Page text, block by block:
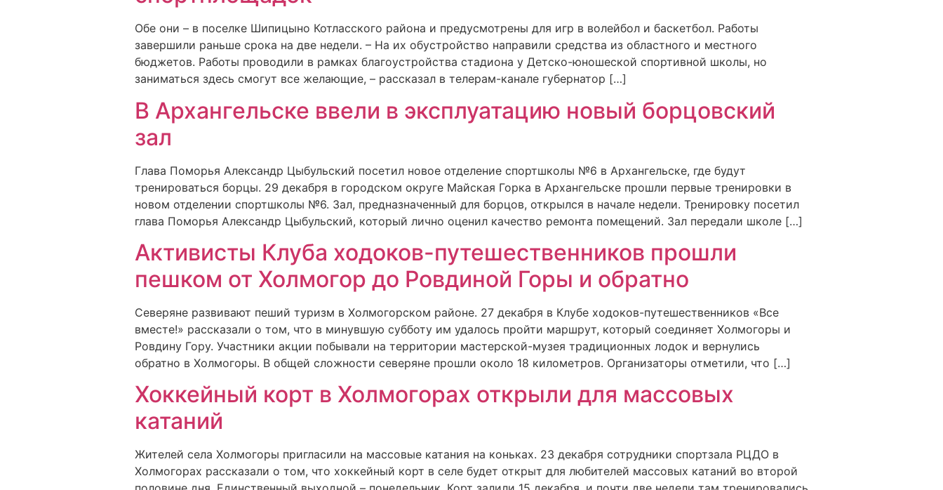
Обе они – в поселке Шипицыно Котласского района и предусмотрены для игр в волейбол и баскетбол. Работы
завершили раньше срока на две недели. – На их обустройство направили средства из областного и местного
бюджетов. Работы проводили в рамках благоустройства стадиона у Детско-юношеской спортивной школы, но
заниматься здесь смогут все желающие, – рассказал в телерам-канале губернатор […]
В Архангельске ввели в эксплуатацию новый борцовский
зал
Глава Поморья Александр Цыбульский посетил новое отделение спортшколы №6 в Архангельске, где будут
тренироваться борцы. 29 декабря в городском округе Майская Горка в Архангельске прошли первые тренировки в
новом отделении спортшколы №6. Зал, предназначенный для борцов, открылся в начале недели. Тренировку посетил
глава Поморья Александр Цыбульский, который лично оценил качество ремонта помещений. Зал передали школе […]
Активисты Клуба ходоков-путешественников прошли
пешком от Холмогор до Ровдиной Горы и обратно
Северяне развивают пеший туризм в Холмогорском районе. 27 декабря в Клубе ходоков-путешественников «Все
вместе!» рассказали о том, что в минувшую субботу им удалось пройти маршрут, который соединяет Холмогоры и
Ровдину Гору. Участники акции побывали на территории мастерской-музея традиционных лодок и вернулись
обратно в Холмогоры. В общей сложности северяне прошли около 18 километров. Организаторы отметили, что […]
Хоккейный корт в Холмогорах открыли для массовых
катаний
Жителей села Холмогоры пригласили на массовые катания на коньках. 23 декабря сотрудники спортзала РЦДО в
Холмогорах рассказали о том, что хоккейный корт в селе будет открыт для любителей массовых катаний во второй